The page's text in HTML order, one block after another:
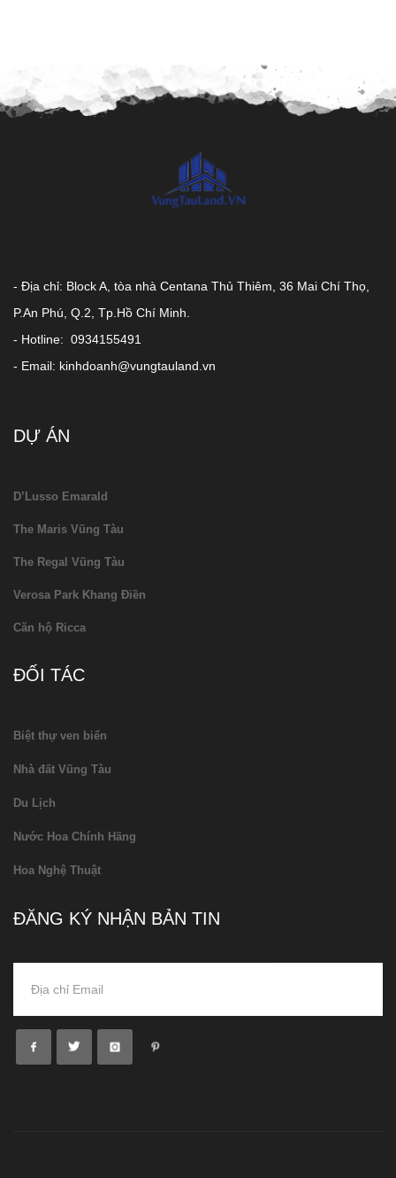
- Địa chỉ: Block A, tòa nhà Centana Thủ Thiêm, 36 Mai Chí Thọ,
P.An Phú, Q.2, Tp.Hồ Chí Minh.
- Hotline: 0934155491
- Email: kinhdoanh@vungtauland.vn
DỰ ÁN
D’Lusso Emarald
The Maris Vũng Tàu
The Regal Vũng Tàu
Verosa Park Khang Điền
Căn hộ Ricca
ĐỐI TÁC
Biệt thự ven biển
Nhà đất Vũng Tàu
Du Lịch
Nước Hoa Chính Hãng
Hoa Nghệ Thuật
ĐĂNG KÝ NHẬN BẢN TIN